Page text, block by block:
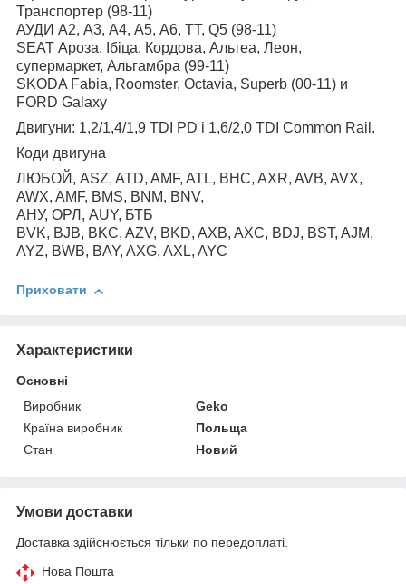
Транспортер (98-11)
АУДИ А2, А3, А4, А5, А6, ТТ, Q5 (98-11)
SEAT Ароза, Ібіца, Кордова, Альтеа, Леон,
супермаркет, Альгамбра (99-11)
SKODA Fabia, Roomster, Octavia, Superb (00-11) и
FORD Galaxy
Двигуни: 1,2/1,4/1,9 TDI PD і 1,6/2,0 TDI Common Rail.
Коди двигуна
ЛЮБОЙ, ASZ, ATD, AMF, ATL, BHC, AXR, AVB, AVX,
AWX, AMF, BMS, BNM, BNV,
АНУ, ОРЛ, AUY, БТБ
BVK, BJB, BKC, AZV, BKD, AXB, AXC, BDJ, BST, AJM,
AYZ, BWB, BAY, AXG, AXL, AYC
Приховати
Характеристики
Основні
Виробник
Geko
Країна виробник
Польща
Стан
Новий
Умови доставки
Доставка здійснюється тільки по передоплаті.
Нова Пошта